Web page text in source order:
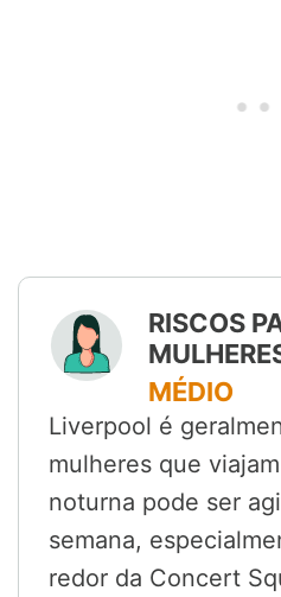
RISCOS
MÉDIO
Liverpool é
mulheres que
noturna pode ser
semana,
redor da Concert